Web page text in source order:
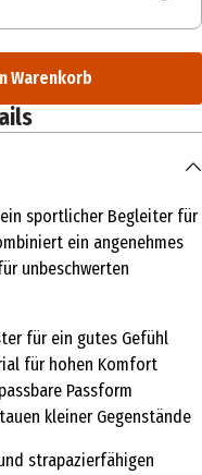
Warenkorb
ein sportlicher Begleiter für
ein angenehmes
unbeschwerten
für ein gutes Gefühl
für hohen Komfort
Passform
kleiner Gegenstände
strapazierfähigen